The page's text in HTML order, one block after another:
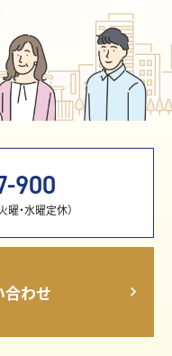
900
・水曜定休）
合わせ